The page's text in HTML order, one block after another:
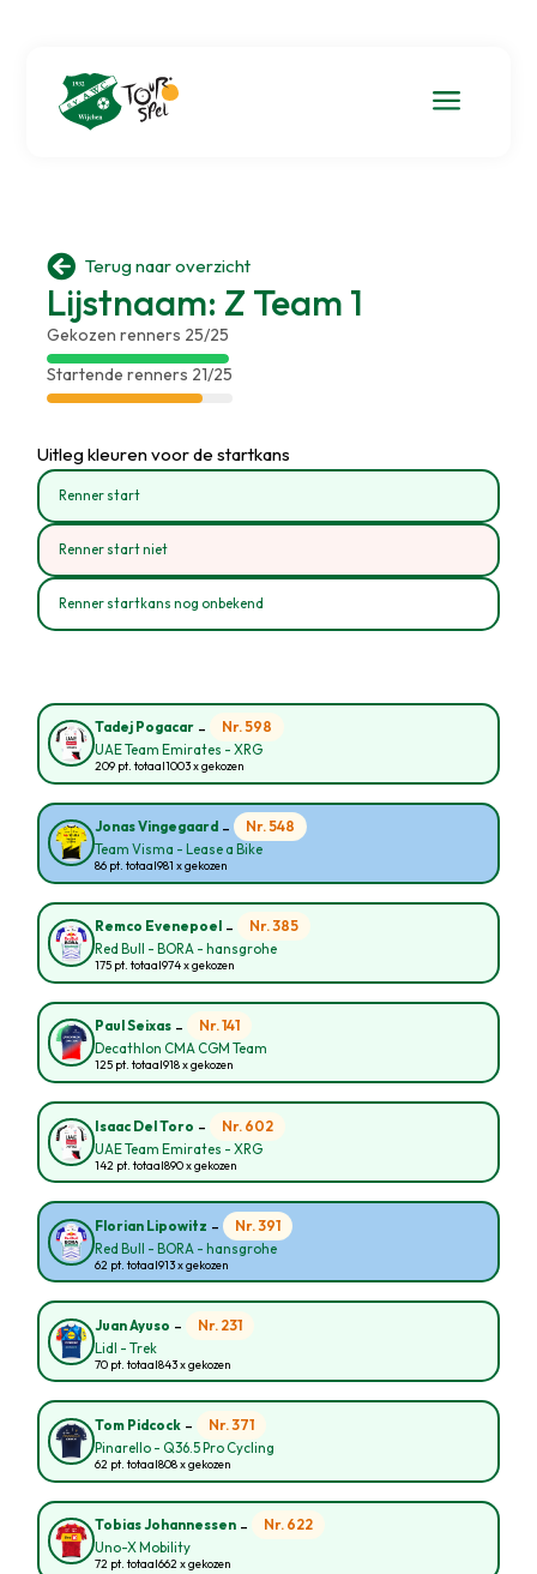
a
 Terug naar overzicht
Lijstnaam: Z Team 1
Gekozen renners 25/25
Startende renners 21/25
Uitleg kleuren voor de startkans
Renner start
Renner start niet
Renner startkans nog onbekend
Tadej Pogacar - Nr. 598
UAE Team Emirates - XRG
209 pt. totaal1003 x gekozen
Jonas Vingegaard - Nr. 548
Team Visma - Lease a Bike
86 pt. totaal981 x gekozen
Remco Evenepoel - Nr. 385
Red Bull - BORA - hansgrohe
175 pt. totaal974 x gekozen
Paul Seixas - Nr. 141
Decathlon CMA CGM Team
125 pt. totaal918 x gekozen
Isaac Del Toro - Nr. 602
UAE Team Emirates - XRG
142 pt. totaal890 x gekozen
Florian Lipowitz - Nr. 391
Red Bull - BORA - hansgrohe
62 pt. totaal913 x gekozen
Juan Ayuso - Nr. 231
Lidl - Trek
70 pt. totaal843 x gekozen
Tom Pidcock - Nr. 371
Pinarello - Q36.5 Pro Cycling
62 pt. totaal808 x gekozen
Tobias Johannessen - Nr. 622
Uno-X Mobility
72 pt. totaal662 x gekozen